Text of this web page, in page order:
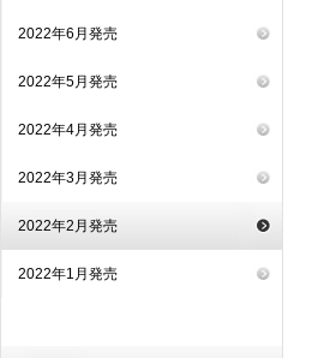
2022年6月発売
2022年5月発売
2022年4月発売
2022年3月発売
2022年2月発売
2022年1月発売